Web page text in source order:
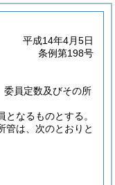
平成14年4月5日
条例第198号
委員定数及びその所
なるものとする。
管は、次のとおりと